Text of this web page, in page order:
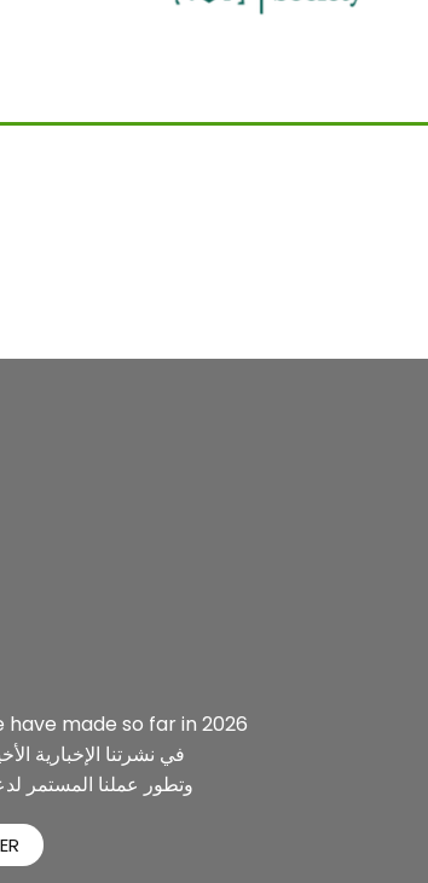
made so far in 2026.
في نشرتنا الإخبارية
وتطور عملنا المستمر